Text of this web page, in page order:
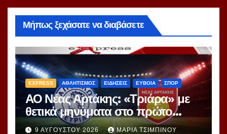
Μήπως ξεχάσατε να διαβάσετε
EXPRESS ΑΘΛΗΤΙΣΜΟΣ ΕΙΔΗΣΕΙΣ ΕΥΒΟΙΑ ΣΠΟΡ
ΑΟ Νέας Αρτάκης: «Τριάρα» με
θετικά μηνύματα στο πρώτο
φιλικό
9 ΑΥΓΟΎΣΤΟΥ 2026 ΜΑΡΊΑ ΤΣΙΜΠΙΝΟΎ